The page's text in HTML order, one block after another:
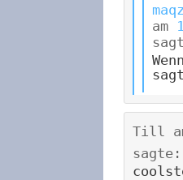
am
Till
sagte: